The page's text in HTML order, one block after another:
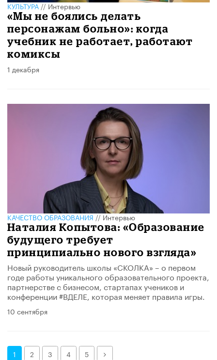
КУЛЬТУРА//Интервью
«Мы не боялись делать
персонажам больно»: когда
учебник не работает, работают
комиксы
1 декабря
КАЧЕСТВО ОБРАЗОВАНИЯ//Интервью
Наталия Копытова: «Образование
будущего требует
принципиально нового взгляда»
Новый руководитель школы «СКОЛКА» – о первом
годе работы уникального образовательного проекта,
партнерстве с бизнесом, стартапах учеников и
конференции #ВДЕЛЕ, которая меняет правила игры.
10 сентября
1 2 3 4 5 Далее